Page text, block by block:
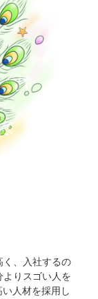
く、入社するの
りスゴい人を
人材を採用し